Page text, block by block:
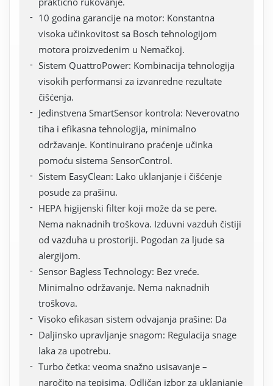
10 godina garancije na motor: Konstantna
visoka učinkovitost sa Bosch tehnologijom
motora proizvedenim u Nemačkoj.
Sistem QuattroPower: Kombinacija tehnologija
visokih performansi za izvanredne rezultate
čišćenja.
Jedinstvena SmartSensor kontrola: Neverovatno
tiha i efikasna tehnologija, minimalno
održavanje. Kontinuirano praćenje učinka
pomoću sistema SensorControl.
Sistem EasyClean: Lako uklanjanje i čišćenje
posude za prašinu.
HEPA higijenski filter koji može da se pere.
Nema naknadnih troškova. Izduvni vazduh čistiji
od vazduha u prostoriji. Pogodan za ljude sa
alergijom.
Sensor Bagless Technology: Bez vreće.
Minimalno održavanje. Nema naknadnih
troškova.
Visoko efikasan sistem odvajanja prašine: Da
Daljinsko upravljanje snagom: Regulacija snage
laka za upotrebu.
Turbo četka: veoma snažno usisavanje –
naročito na tepisima. Odličan izbor za uklanjanje